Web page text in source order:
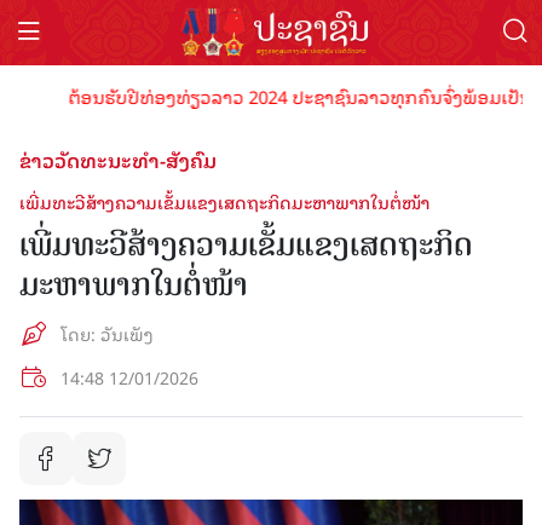
ຕ້ອນຮັບປີທ່ອງທ່ຽວລາວ 2024 ປະຊາຊົນລາວທຸກຄົນຈົ່ງພ້ອມເປັນເ
ຂ່າວວັດທະນະທຳ-ສັງຄົມ
ເພີ່ມທະວີສ້າງຄວາມເຂັ້ມແຂງເສດຖະກິດມະຫາພາກໃນຕໍ່ໜ້າ
ເພີ່ມທະວີສ້າງຄວາມເຂັ້ມແຂງເສດຖະກິດ
ມະຫາພາກໃນຕໍ່ໜ້າ
ໂດຍ: ວັນເພັງ
14:48 12/01/2026